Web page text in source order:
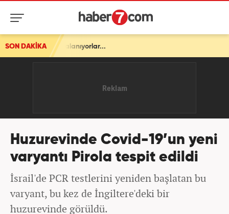
SON DAKİKA
Huzurevinde Covid-19’un yeni
varyantı Pirola tespit edildi
İsrail'de PCR testlerini yeniden başlatan bu
varyant, bu kez de İngiltere'deki bir
huzurevinde görüldü.